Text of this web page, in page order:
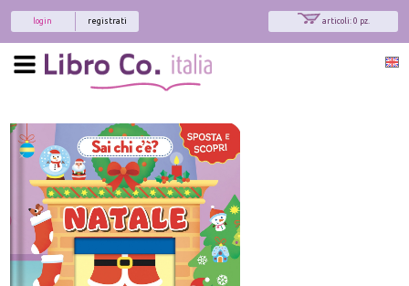
articoli: 0 pz.
registrati
login